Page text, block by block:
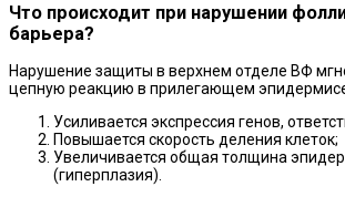
Что происходит при нарушении
барьера?
Нарушение защиты в верхнем отделе ВФ
цепную реакцию в прилегающем
Усиливается экспрессия генов,
Повышается скорость деления клеток;
Увеличивается общая толщина
(гиперплазия).